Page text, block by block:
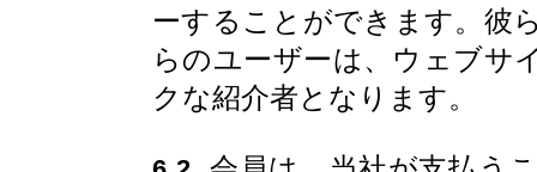
ーすることができます。彼
らのユーザーは、ウェブサ
クな紹介者となります。